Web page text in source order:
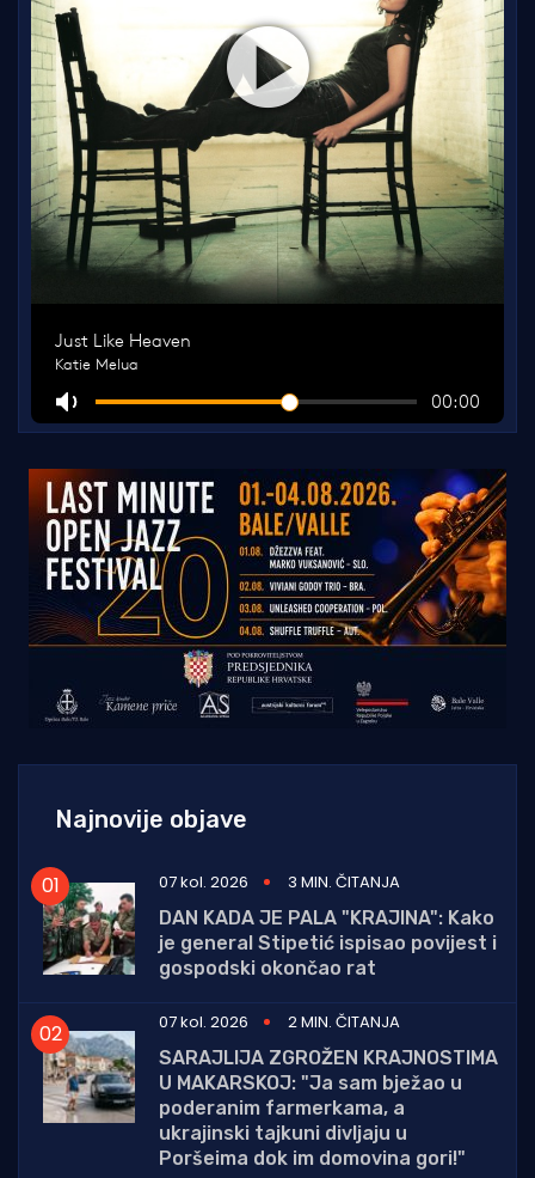
Najnovije objave
07 kol. 2026
3 MIN. ČITANJA
DAN KADA JE PALA "KRAJINA": Kako
je general Stipetić ispisao povijest i
gospodski okončao rat
07 kol. 2026
2 MIN. ČITANJA
SARAJLIJA ZGROŽEN KRAJNOSTIMA
U MAKARSKOJ: "Ja sam bježao u
poderanim farmerkama, a
ukrajinski tajkuni divljaju u
Poršeima dok im domovina gori!"